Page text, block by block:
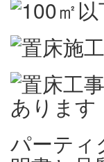
パーティ